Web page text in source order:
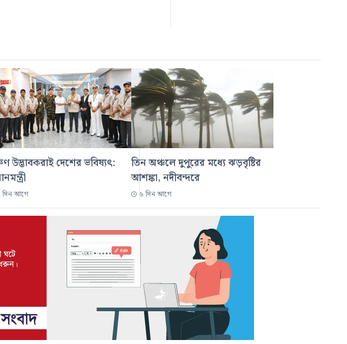
উদ্ভাবকরাই দেশের ভবিষ্যৎ:
দিন আগে
তিন অঞ্চলে দুপুরের মধ্যে ঝড়বৃষ্টির
আশঙ্কা, নদীবন্দরে
৬ দিন আগে